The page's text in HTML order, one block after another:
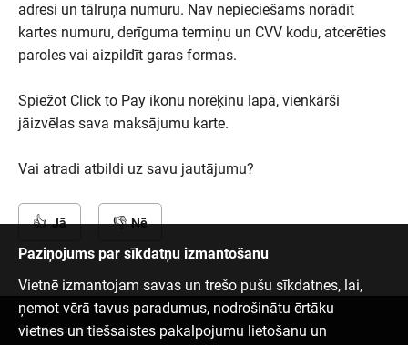
adresi un tālruņa numuru. Nav nepieciešams norādīt
kartes numuru, derīguma termiņu un CVV kodu, atcerēties
paroles vai aizpildīt garas formas.
Spiežot Click to Pay ikonu norēķinu lapā, vienkārši
jāizvēlas sava maksājumu karte.
Vai atradi atbildi uz savu jautājumu?
Jā Nē
Paziņojums par sīkdatņu izmantošanu
Vietnē izmantojam savas un trešo pušu sīkdatnes, lai,
ņemot vērā tavus paradumus, nodrošinātu ērtāku
vietnes un tiešsaistes pakalpojumu lietošanu un
Sazinies ar mums